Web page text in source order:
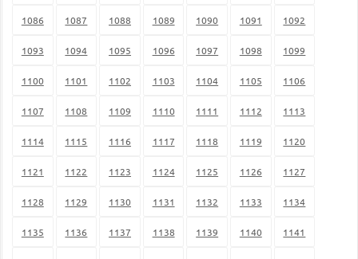
1086 1087 1088 1089 1090 1091 1092
1093 1094 1095 1096 1097 1098 1099
1100 1101 1102 1103 1104 1105 1106
1107 1108 1109 1110 1111 1112 1113
1114 1115 1116 1117 1118 1119 1120
1121 1122 1123 1124 1125 1126 1127
1128 1129 1130 1131 1132 1133 1134
1135 1136 1137 1138 1139 1140 1141